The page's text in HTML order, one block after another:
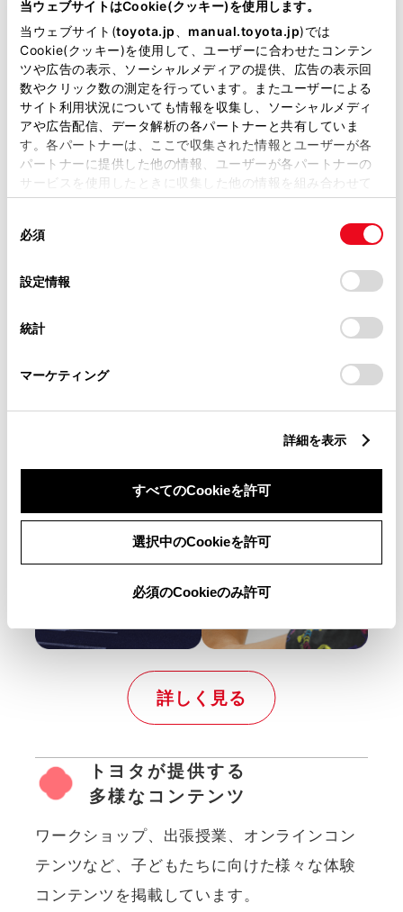
当ウェブサイトはCookie(クッキー)を使用します。
当ウェブサイト(toyota.jp manual.toyota.jp)では
Cookie(クッキー)を使用して、ユーザーに合わせたコンテン
ツや広告の表示、ソーシャルメディアの提供、広告の表示回
数やクリック数の測定を行っています。またユーザーによる
サイト利用状況についても情報を収集し、ソーシャルメディ
アや広告配信、データ解析の各パートナーと共有していま
す。各パートナーは、ここで収集された情報とユーザーが各
パートナーに提供した他の情報、ユーザーが各パートナーの
サービスを使用したときに収集した他の情報を組み合わせて
使用することがあります。当ウェブサイトの使用を続行する
デバイスにすべてのCookie(クッキー)が保存されることに同
意したことになります。Cookie(クッキー)のオプトアウト、
設定の変更、同意を撤回したりするにあたっては、当社の
「Cookie（クッキー）情報の取り扱いについて
」をご覧くだ
必須
設定情報
統計
マーケティング
詳細を表示
すべてのCookieを許可
選択中のCookieを許可
必須のCookieのみ許可
る取り組みを掲載しています。
トヨタのクルマを取り扱っている全国各地の
販売
店での取り組みを掲載しています。
詳しく見る
トヨタが提供する
多様なコンテンツ
ワークショップ、出張授業、オンラインコン
テンツなど、 ⼦どもたちに向けた様々な体験
コンテンツを掲載しています。